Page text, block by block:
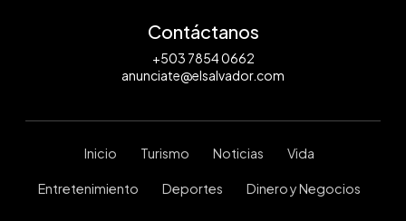
Contáctanos
+503 7854 0662
anunciate@elsalvador.com
Inicio Turismo Noticias Vida
Entretenimiento Deportes Dinero y Negocios